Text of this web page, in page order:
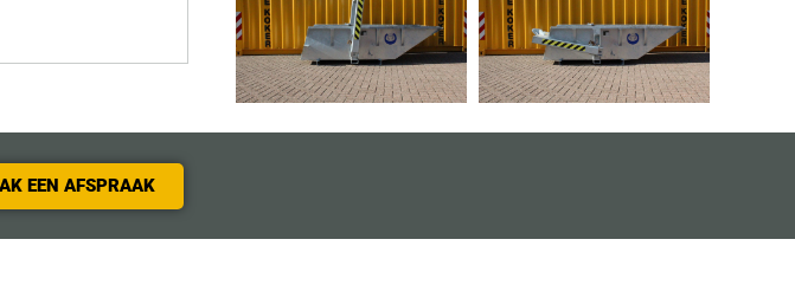
EEN AFSPRAAK